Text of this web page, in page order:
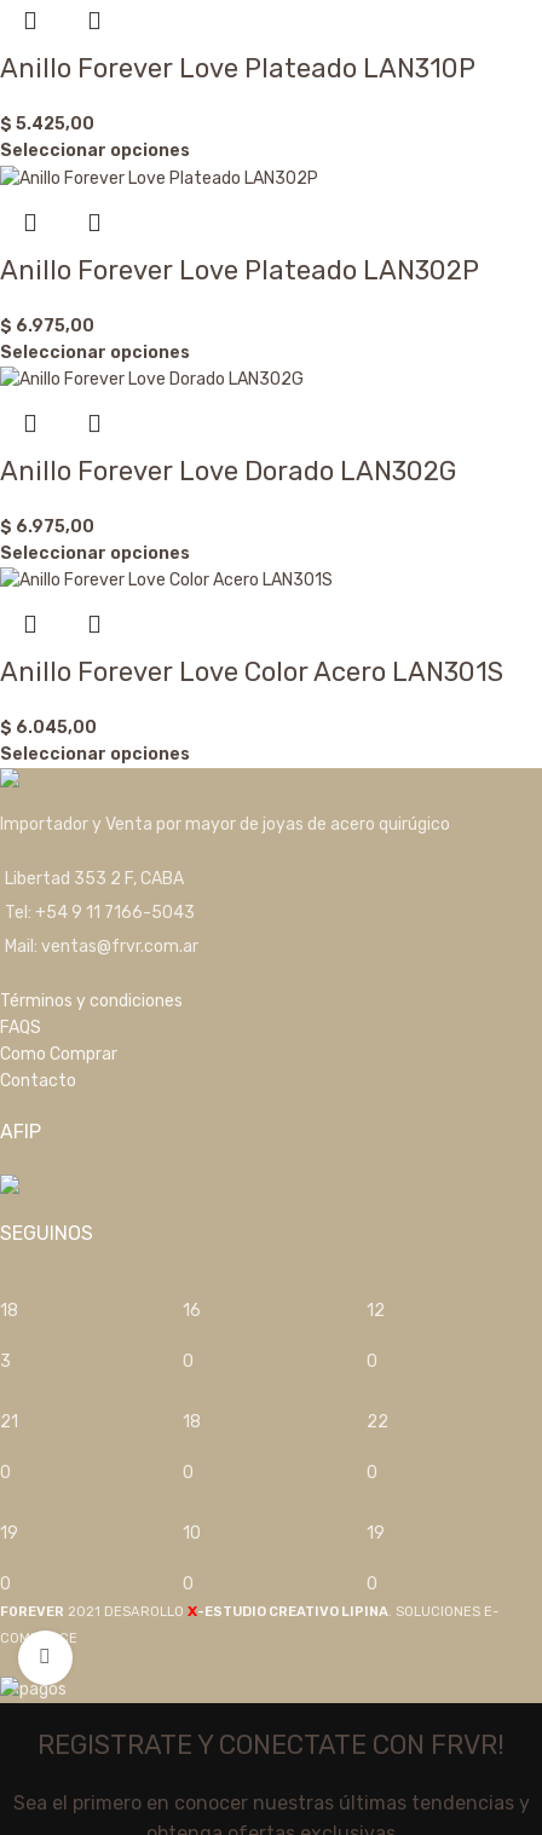
Click to enlarge
Anillo Forever Love Plateado LAN310P
$ 5.425,00
Seleccionar opciones
Anillo Forever Love Plateado LAN302P
$ 6.975,00
Seleccionar opciones
Anillo Forever Love Dorado LAN302G
$ 6.975,00
Seleccionar opciones
Anillo Forever Love Color Acero LAN301S
$ 6.045,00
Seleccionar opciones
Importador y Venta por mayor de joyas de acero quirúgico
Libertad 353 2 F, CABA
Tel: +54 9 11 7166-5043
Mail: ventas@frvr.com.ar
Términos y condiciones
FAQS
Como Comprar
Contacto
AFIP
SEGUINOS
18
3
16
0
12
0
21
0
18
0
22
0
19
0
10
0
19
0
F0REVER 2021 DESAROLLO X-ESTUDIO CREATIVO LIPINA. SOLUCIONES E-
COMMERCE
REGISTRATE Y CONECTATE CON FRVR!
Sea el primero en conocer nuestras últimas tendencias y